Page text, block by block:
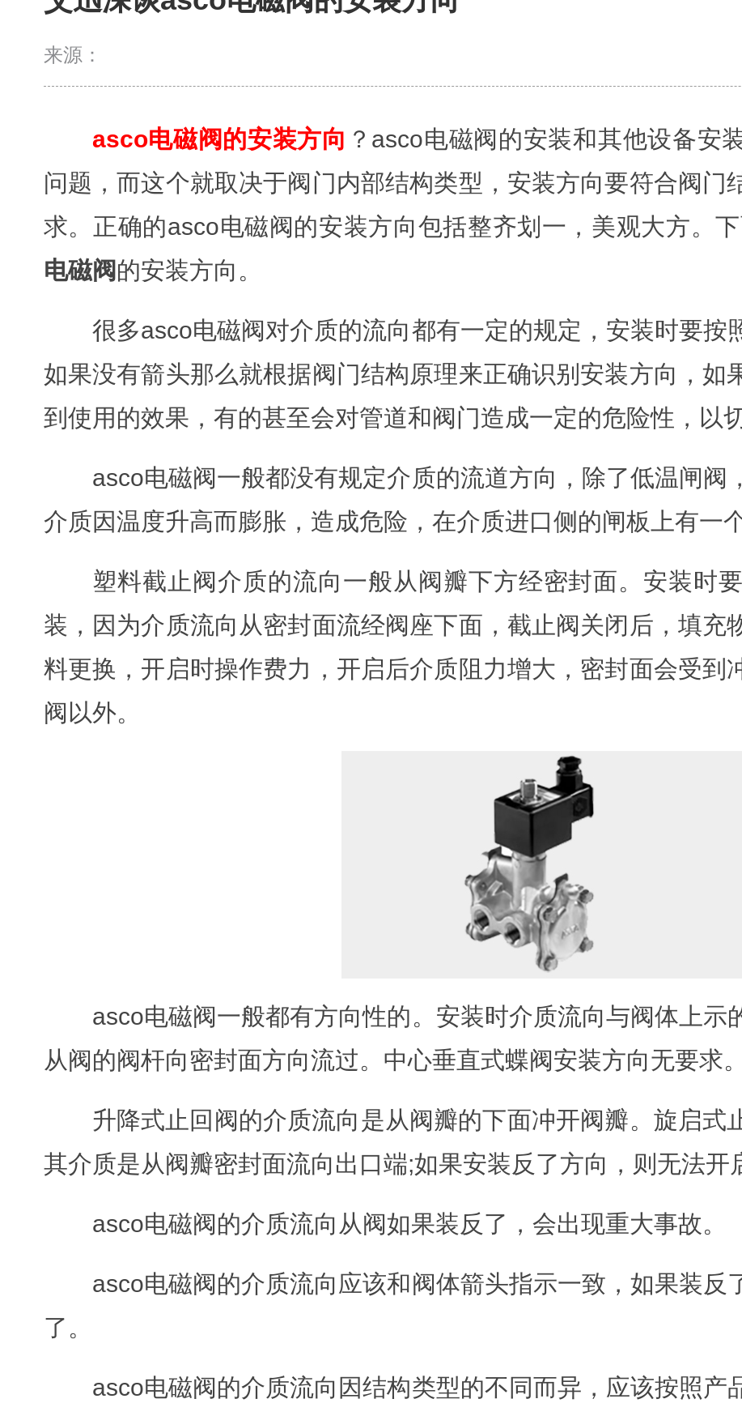
来源：
asco电磁阀的安装方向 ？asco电磁阀的安装和其他设备安
问题，而这个就取决于阀门内部结构类型，安装方向要符合阀门
求。正确的asco电磁阀的安装方向包括整齐划一，美观大方。
电磁阀 的安装方向。
很多asco电磁阀对介质的流向都有一定的规定，安装时要按
如果没有箭头那么就根据阀门结构原理来正确识别安装方向，如
到使用的效果，有的甚至会对管道和阀门造成一定的危险性，以
asco电磁阀一般都没有规定介质的流道方向，除了低温闸阀
介质因温度升高而膨胀，造成危险，在介质进口侧的闸板上有一
塑料截止阀介质的流向一般从阀瓣下方经密封面。安装时
装，因为介质流向从密封面流经阀座下面，截止阀关闭后，填充
料更换，开启时操作费力，开启后介质阻力增大，密封面会受到
阀以外。
asco电磁阀一般都有方向性的。安装时介质流向与阀体上示
从阀的阀杆向密封面方向流过。中心垂直式蝶阀安装方向无要求。
升降式止回阀的介质流向是从阀瓣的下面冲开阀瓣。旋启式
其介质是从阀瓣密封面流向出口端;如果安装反了方向，则无法开
asco电磁阀的介质流向从阀如果装反了，会出现重大事故。
asco电磁阀的介质流向应该和阀体箭头指示一致，如果装反
了。
asco电磁阀的介质流向因结构类型的不同而异，应该按照产